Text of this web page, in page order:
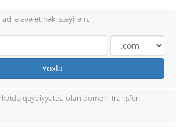
əlavə etmək istəyirəm.
Yoxla
qeydiyyatda olan domeni transfer